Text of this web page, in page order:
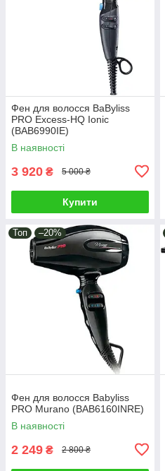
Фен для волосся BaByliss
PRO Excess-HQ Ionic
(BAB6990IE)
В наявності
3 920 ₴ 5 000 ₴
Купити
Топ –20%
Фен для волосся Babyliss
PRO Murano (BAB6160INRE)
В наявності
2 249 ₴ 2 800 ₴